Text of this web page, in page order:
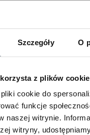
Szczegóły O
z plików cookie
cookie do
funkcje
naszej witrynie.
witryny,
kwaśnego,